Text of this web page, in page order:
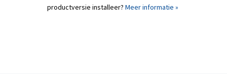
productversie installeer? Meer informatie »